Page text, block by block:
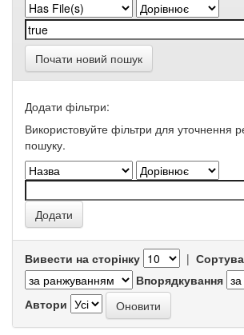
Почати новий пошук
Додати фільтри:
Використовуйте фільтри для уточнення
пошуку.
Вивести на сторінку |
Впорядкування
Автори